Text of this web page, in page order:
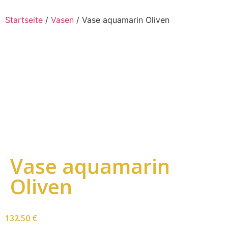
Startseite / Vasen / Vase aquamarin Oliven
Vase aquamarin
Oliven
132.50 €